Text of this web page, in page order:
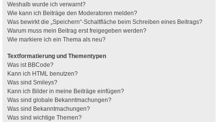
Weshalb wurde ich verwarnt?
Wie kann ich Beiträge den Moderatoren melden?
Was bewirkt die „Speichern“-Schaltfläche beim Schreiben eines Beitrags?
Warum muss mein Beitrag erst freigegeben werden?
Wie markiere ich ein Thema als neu?
Textformatierung und Thementypen
Was ist BBCode?
Kann ich HTML benutzen?
Was sind Smileys?
Kann ich Bilder in meine Beiträge einfügen?
Was sind globale Bekanntmachungen?
Was sind Bekanntmachungen?
Was sind wichtige Themen?